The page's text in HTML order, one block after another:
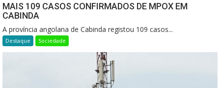
MAIS 109 CASOS CONFIRMADOS DE MPOX EM
CABINDA
A província angolana de Cabinda registou 109 casos...
Destaque Sociedade